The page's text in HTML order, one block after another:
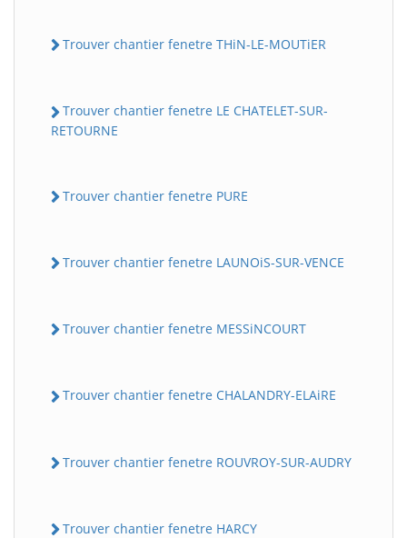
Trouver chantier fenetre THiN-LE-MOUTiER
Trouver chantier fenetre LE CHATELET-SUR-
RETOURNE
Trouver chantier fenetre PURE
Trouver chantier fenetre LAUNOiS-SUR-VENCE
Trouver chantier fenetre MESSiNCOURT
Trouver chantier fenetre CHALANDRY-ELAiRE
Trouver chantier fenetre ROUVROY-SUR-AUDRY
Trouver chantier fenetre HARCY